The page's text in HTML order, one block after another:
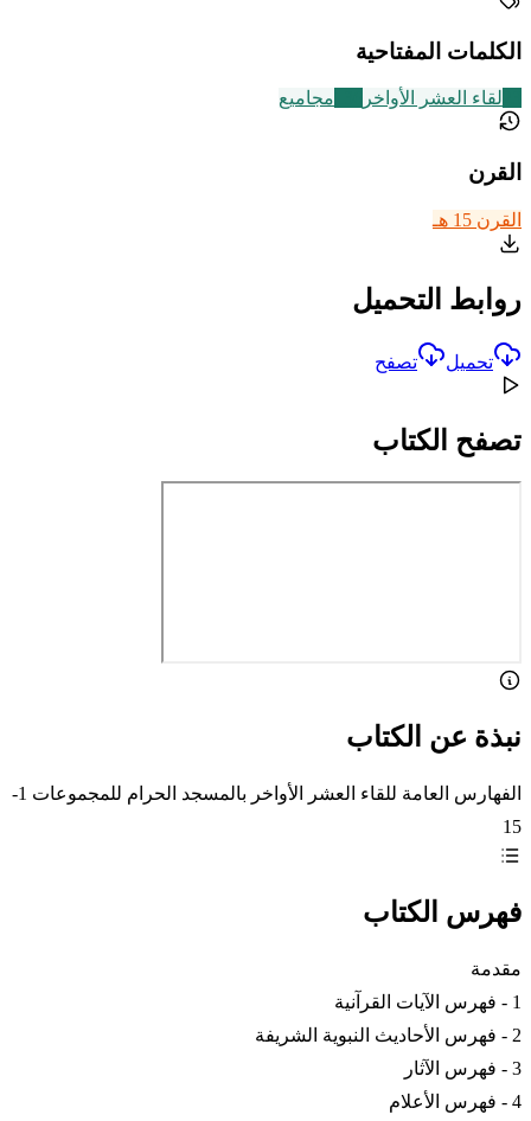
الكلمات المفتاحية
لقاء العشر الأواخر مجاميع
القرن
القرن 15 هـ
روابط التحميل
تحميل تصفح
تصفح الكتاب
نبذة عن الكتاب
الفهارس العامة للقاء العشر الأواخر بالمسجد الحرام للمجموعات 1-
15
فهرس الكتاب
مقدمة
1 - فهرس الآيات القرآنية
2 - فهرس الأحاديث النبوية الشريفة
3 - فهرس الآثار
4 - فهرس الأعلام